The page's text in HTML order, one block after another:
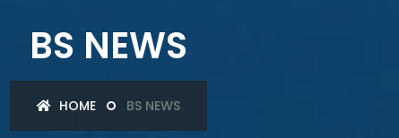
BS NEWS
HOME BS NEWS